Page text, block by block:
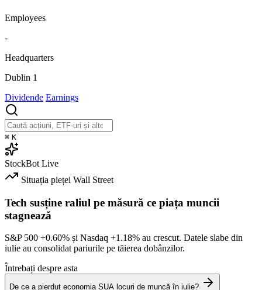
Employees
-
Headquarters
Dublin 1
Dividende Earnings
⌘ K
StockBot Live
Situația pieței Wall Street
Tech susține raliul pe măsură ce piața muncii
stagnează
S&P 500 +0.60% și Nasdaq +1.18% au crescut. Datele slabe din
iulie au consolidat pariurile pe tăierea dobânzilor.
Întrebați despre asta
De ce a pierdut economia SUA locuri de muncă în iulie?